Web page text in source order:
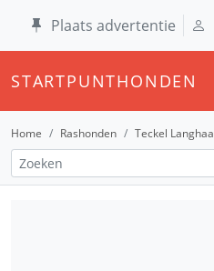
Plaats advertentie
STARTPUNTHONDEN
Home Rashonden Teckel